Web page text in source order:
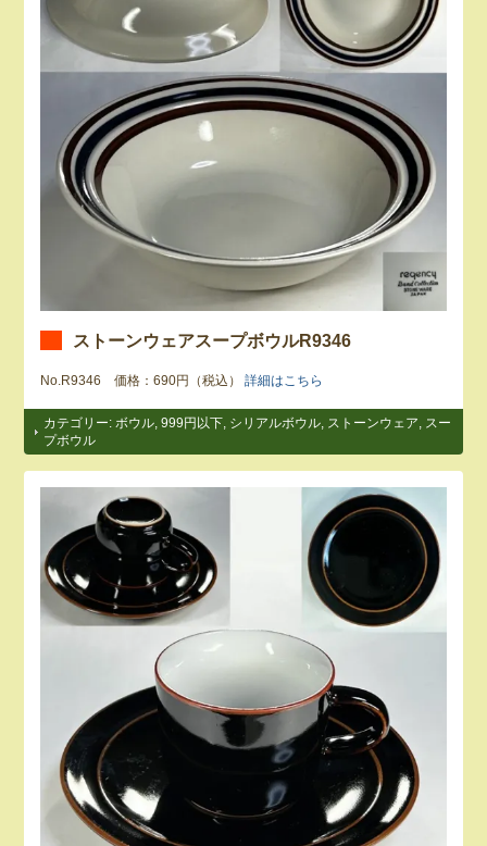
ストーンウェアスープボウルR9346
No.R9346 価格：690円（税込）詳細はこちら
カテゴリー: ボウル ,999円以下 シリアルボウル ストーンウェア
スー
プボウル